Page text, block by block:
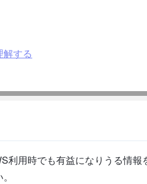
する
用時でも有益になりうる情